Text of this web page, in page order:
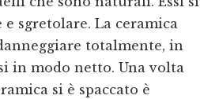
e sgretolare. La ceramica
totalmente, in
in modo netto. Una volta
si è spaccato è